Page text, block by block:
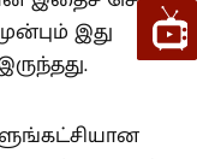
இது